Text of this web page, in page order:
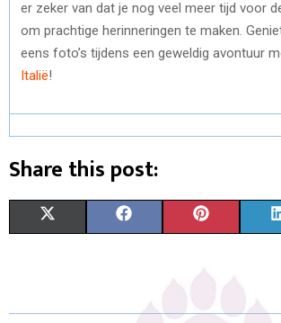
er zeker van dat je nog veel meer tijd voor
om prachtige herinneringen te maken.
eens foto’s tijdens een geweldig avontuur
Italië!
Share this post:
R
W R
E R
T